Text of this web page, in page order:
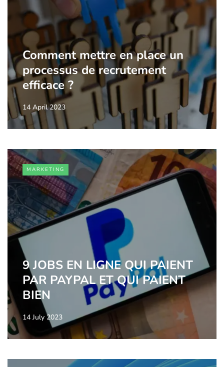
Comment mettre en place un
processus de recrutement
efficace ?
14 April 2023
MARKETING
9 JOBS EN LIGNE QUI PAIENT
PAR PAYPAL ET QUI PAIENT
BIEN
14 July 2023